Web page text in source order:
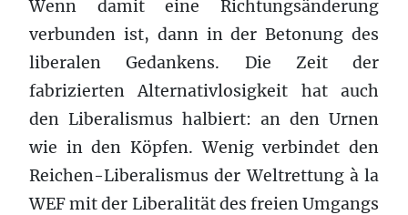
Wenn damit eine Richtungsänderung
verbunden ist, dann in der Betonung des
liberalen Gedankens. Die Zeit der
fabrizierten Alternativlosigkeit hat auch
den Liberalismus halbiert: an den Urnen
wie in den Köpfen. Wenig verbindet den
Reichen-Liberalismus der Weltrettung à la
WEF mit der Liberalität des freien Umgangs